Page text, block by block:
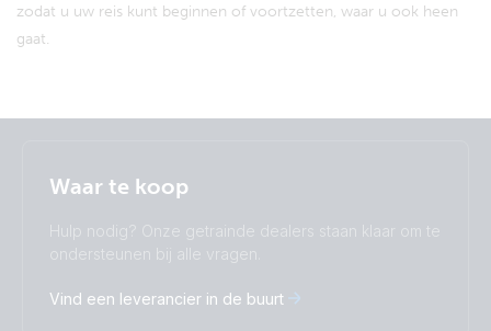
zodat u uw reis kunt beginnen of voortzetten, waar u ook heen
gaat.
Nederlands
Čeština
Español
Français
Waar te koop
Hulp nodig? Onze getrainde dealers staan klaar om te
ondersteunen bij alle vragen.
Vind een leverancier in de buurt